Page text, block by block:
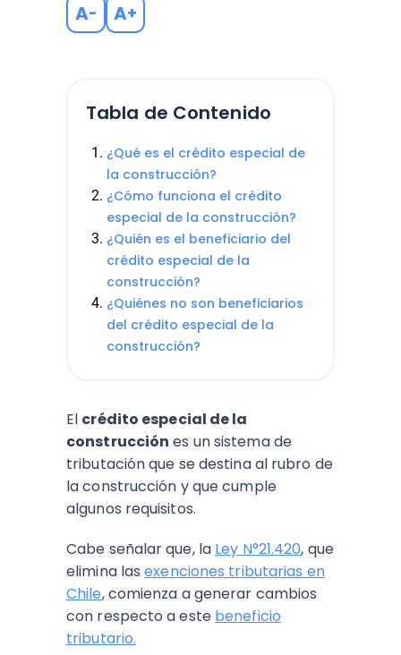
A- A+
Tabla de Contenido
¿Qué es el crédito especial de
la construcción?
¿Cómo funciona el crédito
especial de la construcción?
¿Quién es el beneficiario del
crédito especial de la
construcción?
¿Quiénes no son beneficiarios
del crédito especial de la
construcción?
El crédito especial de la
construcción es un sistema de
tributación que se destina al rubro de
la construcción y que cumple
algunos requisitos.
Cabe señalar que, la Ley N°21.420, que
elimina lasexenciones tributarias en
Chile, comienza a generar cambios
con respecto a este beneficio
tributario.